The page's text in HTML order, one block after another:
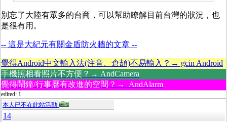
別忘了大陸有眾多的台商，可以幫助瞭解目前台灣的狀況，也
是很有用。
-- 這是大紀元有關金盾防火牆的文章 --
覺得Android中文輸入法(注音、倉頡)不易輸入？→ gcin Android
手機照相看照片不方便？→ AndCamera
覺得鬧鐘/行事曆有改進的空間？→ AndAlarm
edited: 1
本人已不在此站活動
14